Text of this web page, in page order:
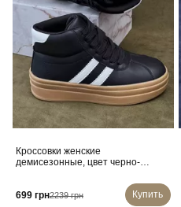
Кроссовки женские
демисезонные, цвет черно-
699 грн2239 грн Купить